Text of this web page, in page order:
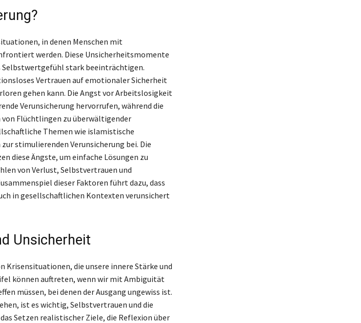
in denen Menschen mit
werden. Diese Unsicherheitsmomente
Selbstwertgefühl stark beeinträchtigen.
Vertrauen auf emotionaler Sicherheit
gehen kann. Die Angst vor Arbeitslosigkeit
Verunsicherung hervorrufen, während die
Flüchtlingen zu überwältigender
Themen wie islamistische
stimulierenden Verunsicherung bei. Die
diese Ängste, um einfache Lösungen zu
von Verlust, Selbstvertrauen und
dieser Faktoren führt dazu, dass
in gesellschaftlichen Kontexten verunsichert
Unsicherheit
Krisensituationen, die unsere innere Stärke und
können auftreten, wenn wir mit Ambiguität
müssen, bei denen der Ausgang ungewiss ist.
ist es wichtig, Selbstvertrauen und die
Setzen realistischer Ziele, die Reflexion über